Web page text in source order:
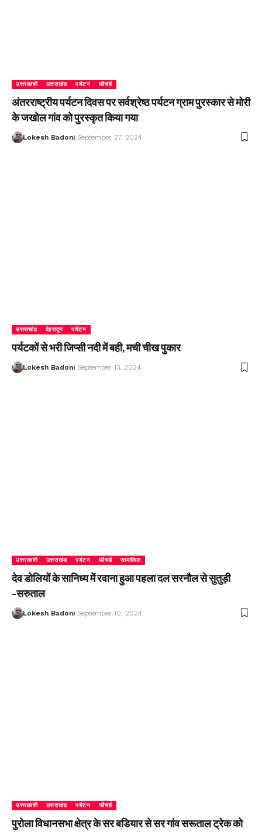
उत्तरकाशी उत्तराखंड पर्यटन फीचर्ड
अंतरराष्ट्रीय पर्यटन दिवस पर सर्वश्रेष्ठ पर्यटन ग्राम पुरस्कार से मोरी
के जखोल गांव को पुरस्कृत किया गया
Lokesh Badoni September 27, 2024
उत्तराखंड देहरादून पर्यटन
पर्यटकों से भरी जिप्सी नदी में बही, मची चीख पुकार
Lokesh Badoni September 13, 2024
उत्तरकाशी उत्तराखंड पर्यटन फीचर्ड सामाजिक
देव डोलियों के सानिध्य में रवाना हुआ पहला दल सरनौल से सुतुड़ी
-सरुताल
Lokesh Badoni September 10, 2024
उत्तरकाशी उत्तराखंड पर्यटन फीचर्ड
पुरोला विधानसभा क्षेत्र के सर बडियार से सर गांव सरूताल ट्रेक को